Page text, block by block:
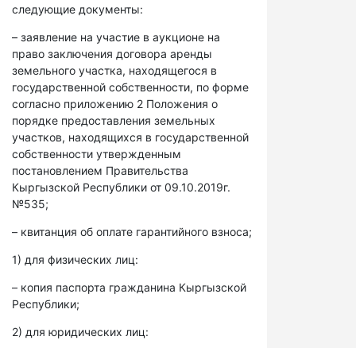
следующие документы:
– заявление на участие в аукционе на
право заключения договора аренды
земельного участка, находящегося в
государственной собственности, по форме
согласно приложению 2 Положения о
порядке предоставления земельных
участков, находящихся в государственной
собственности утвержденным
постановлением Правительства
Кыргызской Республики от 09.10.2019г.
№535;
– квитанция об оплате гарантийного взноса;
1) для физических лиц:
– копия паспорта гражданина Кыргызской
Республики;
2) для юридических лиц: